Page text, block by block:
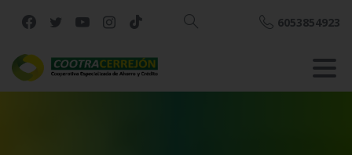
Buscar
6053854923